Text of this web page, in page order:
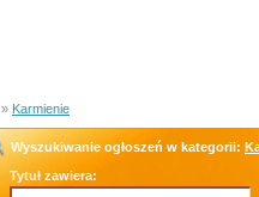
» Karmienie
Wyszukiwanie ogłoszeń w kategorii:
Tytuł zawiera: